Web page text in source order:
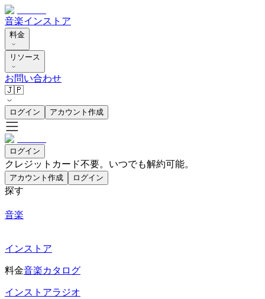
音楽インストア
料金
リソース
お問い合わせ
🇯🇵
ログイン アカウント作成
ログイン
クレジットカード不要。いつでも解約可能。
アカウント作成 ログイン
探す
音楽
インストア
料金音楽カタログ
インストアラジオ